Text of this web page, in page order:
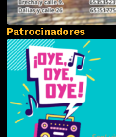
Patrocinadores